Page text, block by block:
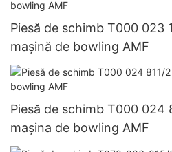
Piesă de schimb T000 023
mașină de bowling AMF
Piesă de schimb T000 024
mașina de bowling AMF